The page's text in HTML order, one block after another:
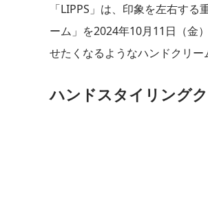
「LIPPS」は、印象を左右す
ーム」を2024年10月11日（金
せたくなるようなハンドクリー
ハンドスタイリング